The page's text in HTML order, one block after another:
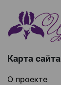
Карта сайта
О проекте